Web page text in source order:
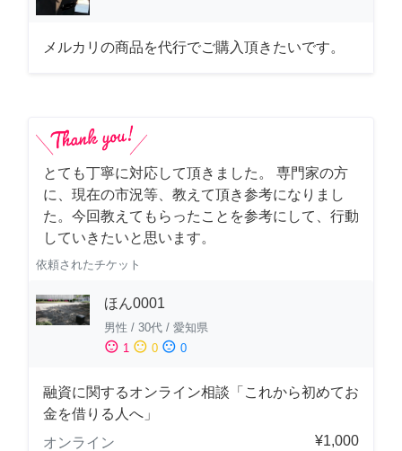
メルカリの商品を代行でご購入頂きたいです。
とても丁寧に対応して頂きました。 専門家の方
に、現在の市況等、教えて頂き参考になりまし
た。今回教えてもらったことを参考にして、行動
していきたいと思います。
依頼されたチケット
ほん0001
男性 / 30代 / 愛知県
sentiment_satisfied 1 sentiment_neutral 0 sentiment_dissatisfied 0
融資に関するオンライン相談「これから初めてお
金を借りる人へ」
オンライン
¥1,000